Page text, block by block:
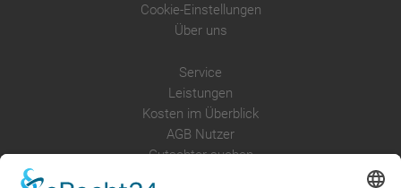
Cookie-Einstellungen
Über uns
Service
Leistungen
Kosten im Überblick
AGB Nutzer
Gutachter suchen